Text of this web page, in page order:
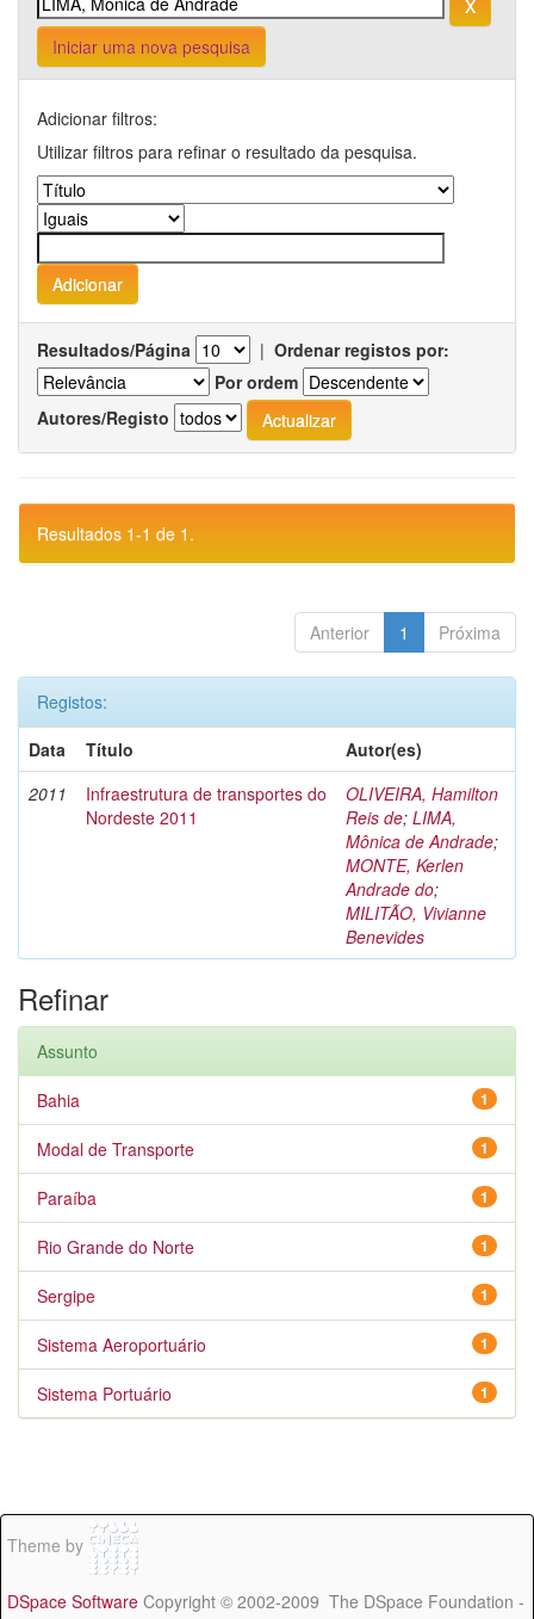
Iniciar uma nova pesquisa
Adicionar filtros:
Utilizar filtros para refinar o resultado da pesquisa.
Resultados/Página | Ordenar registos por:
Por ordem
Autores/Registo
Resultados 1-1 de 1.
Anterior 1 Próxima
Registos:
Data
Título
Autor(es)
2011
Infraestrutura de transportes do
Nordeste 2011
OLIVEIRA, Hamilton
Reis de; LIMA,
Mônica de Andrade;
MONTE, Kerlen
Andrade do;
MILITÃO, Vivianne
Benevides
Refinar
Assunto
1
Bahia
1
Modal de Transporte
1
Paraíba
1
Rio Grande do Norte
1
Sergipe
1
Sistema Aeroportuário
1
Sistema Portuário
Theme by
DSpace Software Copyright © 2002-2009 The DSpace Foundation -